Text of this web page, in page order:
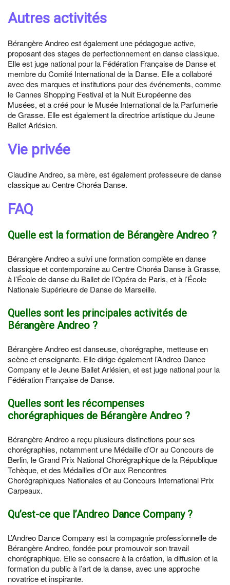
Autres activités
Bérangère Andreo est également une pédagogue active,
proposant des stages de perfectionnement en danse classique.
Elle est juge national pour la Fédération Française de Danse et
membre du Comité International de la Danse. Elle a collaboré
avec des marques et institutions pour des événements, comme
le Cannes Shopping Festival et la Nuit Européenne des
Musées, et a créé pour le Musée International de la Parfumerie
de Grasse. Elle est également la directrice artistique du Jeune
Ballet Arlésien.
Vie privée
Claudine Andreo, sa mère, est également professeure de danse
classique au Centre Choréa Danse.
FAQ
Quelle est la formation de Bérangère Andreo ?
Bérangère Andreo a suivi une formation complète en danse
classique et contemporaine au Centre Choréa Danse à Grasse,
à l’École de danse du Ballet de l’Opéra de Paris, et à l’École
Nationale Supérieure de Danse de Marseille.
Quelles sont les principales activités de
Bérangère Andreo ?
Bérangère Andreo est danseuse, chorégraphe, metteuse en
scène et enseignante. Elle dirige également l’Andreo Dance
Company et le Jeune Ballet Arlésien, et est juge national pour la
Fédération Française de Danse.
Quelles sont les récompenses
chorégraphiques de Bérangère Andreo ?
Bérangère Andreo a reçu plusieurs distinctions pour ses
chorégraphies, notamment une Médaille d’Or au Concours de
Berlin, le Grand Prix National Chorégraphique de la République
Tchèque, et des Médailles d’Or aux Rencontres
Chorégraphiques Nationales et au Concours International Prix
Carpeaux.
Qu’est-ce que l’Andreo Dance Company ?
L’Andreo Dance Company est la compagnie professionnelle de
Bérangère Andreo, fondée pour promouvoir son travail
chorégraphique. Elle se consacre à la création, la diffusion et la
formation du public à l’art de la danse, avec une approche
novatrice et inspirante.